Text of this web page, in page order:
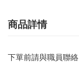
商品詳情
下單前請與職員聯絡